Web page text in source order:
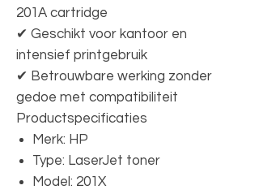
201A cartridge
✔ Geschikt voor kantoor en
intensief printgebruik
✔ Betrouwbare werking zonder
gedoe met compatibiliteit
Productspecificaties
Merk: HP
Type: LaserJet toner
Model: 201X